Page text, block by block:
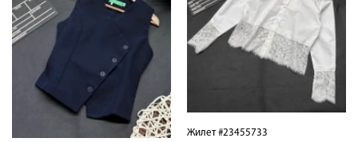
Жилет #23455733